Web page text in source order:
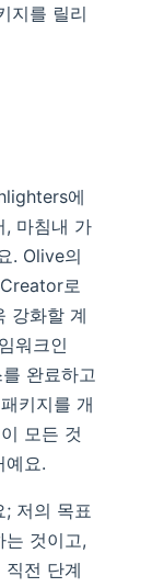
지를 릴리
에
, 마침내 가
. Olive의
로
강화할 계
워크인
완료하고
키지를 개
모든 것
예요.
저의 목표
는 것이고,
전 단계